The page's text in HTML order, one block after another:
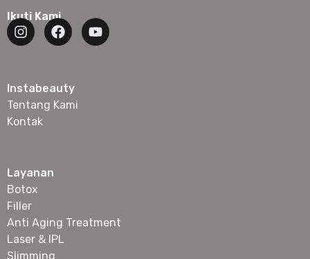
Ikuti Kami
Instabeauty
Tentang Kami
Kontak
Layanan
Botox
Filler
Anti Aging Treatment
Laser & IPL
Slimming